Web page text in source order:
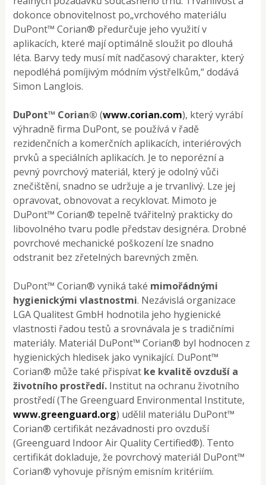
dokonce obnovitelnost po„vrchového materiálu
DuPont™ Corian® předurčuje jeho využití v
aplikacích, které mají optimálně sloužit po dlouhá
léta. Barvy tedy musí mít nadčasový charakter, který
nepodléhá pomíjivým módním výstřelkům,“ dodává
Simon Langlois.
DuPont™ Corian® (www.corian.com), který vyrábí
výhradně firma DuPont, se používá v řadě
rezidenčních a komerčních aplikacích, interiérových
prvků a speciálních aplikacích. Je to neporézní a
pevný povrchový materiál, který je odolný vůči
znečištění, snadno se udržuje a je trvanlivý. Lze jej
opravovat, obnovovat a recyklovat. Mimoto je
DuPont™ Corian® tepelně tvářitelný prakticky do
libovolného tvaru podle představ designéra. Drobné
povrchové mechanické poškození lze snadno
odstranit bez zřetelných barevných změn.
DuPont™ Corian® vyniká také mimořádnými
hygienickými vlastnostmi. Nezávislá organizace
LGA Qualitest GmbH hodnotila jeho hygienické
vlastnosti řadou testů a srovnávala je s tradičními
materiály. Materiál DuPont™ Corian® byl hodnocen z
hygienických hledisek jako vynikající. DuPont™
Corian® může také přispívat ke kvalitě ovzduší a
životního prostředí. Institut na ochranu životního
prostředí (The Greenguard Environmental Institute,
www.greenguard.org) udělil materiálu DuPont™
Corian® certifikát nezávadnosti pro ovzduší
(Greenguard Indoor Air Quality Certified®). Tento
certifikát dokladuje, že povrchový materiál DuPont™
Corian® vyhovuje přísným emisním kritériím.